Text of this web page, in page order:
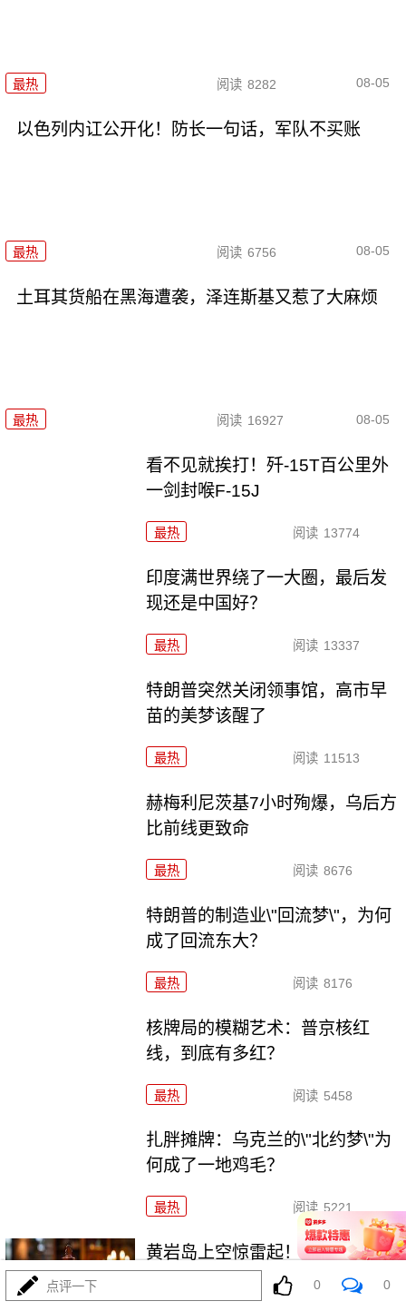
最热 阅读 8282 08-05
以色列内讧公开化！防长一句话，军队不买账
最热 阅读 6756 08-05
土耳其货船在黑海遭袭，泽连斯基又惹了大麻烦
最热 阅读 16927 08-05
看不见就挨打！歼-15T百公里外
一剑封喉F-15J
最热 阅读 13774
印度满世界绕了一大圈，最后发
现还是中国好？
最热 阅读 13337
特朗普突然关闭领事馆，高市早
苗的美梦该醒了
最热 阅读 11513
赫梅利尼茨基7小时殉爆，乌后方
比前线更致命
最热 阅读 8676
特朗普的制造业\"回流梦\"，为何
成了回流东大？
最热 阅读 8176
核牌局的模糊艺术：普京核红
线，到底有多红？
最热 阅读 5458
扎胖摊牌：乌克兰的\"北约梦\"为
何成了一地鸡毛？
最热 阅读 5221
黄岩岛上空惊雷起！东大\"八一
\"警巡完全不一样
点评一下 0 0